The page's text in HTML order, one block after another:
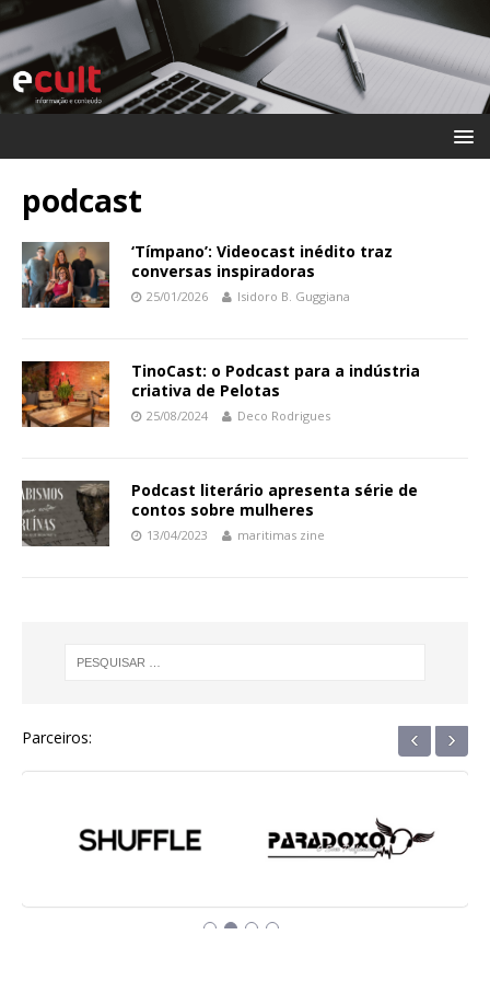
podcast
‘Tímpano’: Videocast inédito traz
conversas inspiradoras
25/01/2026 Isidoro B. Guggiana
TinoCast: o Podcast para a indústria
criativa de Pelotas
25/08/2024 Deco Rodrigues
Podcast literário apresenta série de
contos sobre mulheres
13/04/2023 maritimas zine
Parceiros: ‹ ›